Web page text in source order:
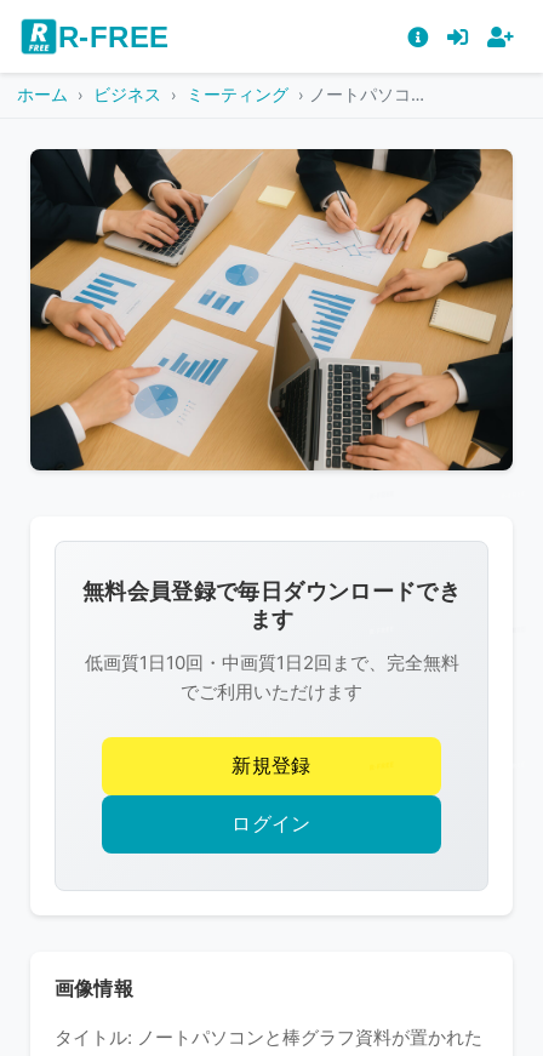
R-FREE
ホーム ビジネス ミーティング ノートパソコンと棒グラフ資料が置かれた会議デスク
像
は
R-
FREE
作
権
護
い
無料会員登録で毎日ダウンロードでき
ます
低画質1日10回・中画質1日2回まで、完全無料
でご利用いただけます
新規登録
ログイン
画像情報
タイトル: ノートパソコンと棒グラフ資料が置かれた